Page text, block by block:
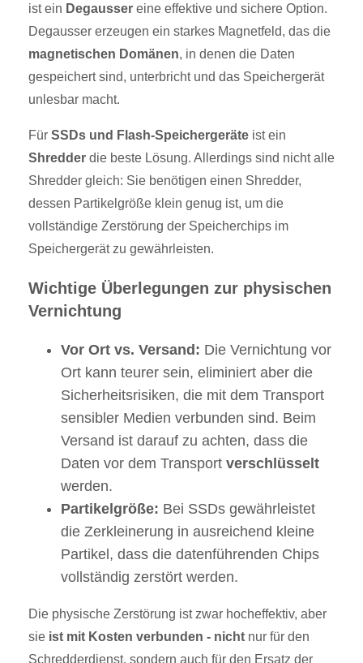
ist ein Degausser eine effektive und sichere Option.
Degausser erzeugen ein starkes Magnetfeld, das die
magnetischen Domänen, in denen die Daten
gespeichert sind, unterbricht und das Speichergerät
unlesbar macht.
Für SSDs und Flash-Speichergeräte ist ein
Shredder die beste Lösung. Allerdings sind nicht alle
Shredder gleich: Sie benötigen einen Shredder,
dessen Partikelgröße klein genug ist, um die
vollständige Zerstörung der Speicherchips im
Speichergerät zu gewährleisten.
Wichtige Überlegungen zur physischen
Vernichtung
Vor Ort vs. Versand: Die Vernichtung vor
Ort kann teurer sein, eliminiert aber die
Sicherheitsrisiken, die mit dem Transport
sensibler Medien verbunden sind. Beim
Versand ist darauf zu achten, dass die
Daten vor dem Transport verschlüsselt
werden.
Partikelgröße: Bei SSDs gewährleistet
die Zerkleinerung in ausreichend kleine
Partikel, dass die datenführenden Chips
vollständig zerstört werden.
Die physische Zerstörung ist zwar hocheffektiv, aber
sie ist mit Kosten verbunden - nicht nur für den
Schredderdienst, sondern auch für den Ersatz der